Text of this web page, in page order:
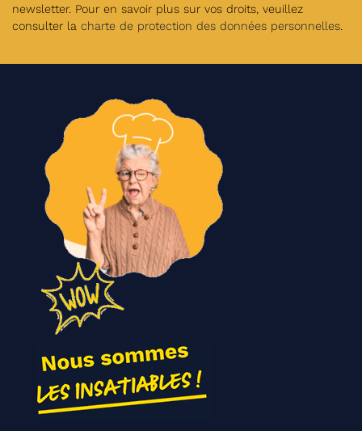
newsletter. Pour en savoir plus sur vos droits, veuillez
consulter la charte de protection des données personnelles